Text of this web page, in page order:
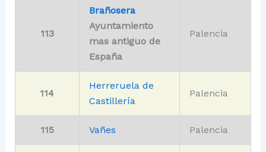
113
Brañosera
Ayuntamiento
mas antiguo de
España
Palencia
114
Herreruela de
Castillería
Palencia
115 Vañes Palencia